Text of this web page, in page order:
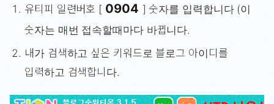
유티피 일련버호 [ 0904 ] 숫자를 입력합니다 (이
숫자는 매번 접속할때마다 바뀝니다.
내가 검색하고 싶은 키워드로 블로그 아이디를
입력하고 검색합니다.